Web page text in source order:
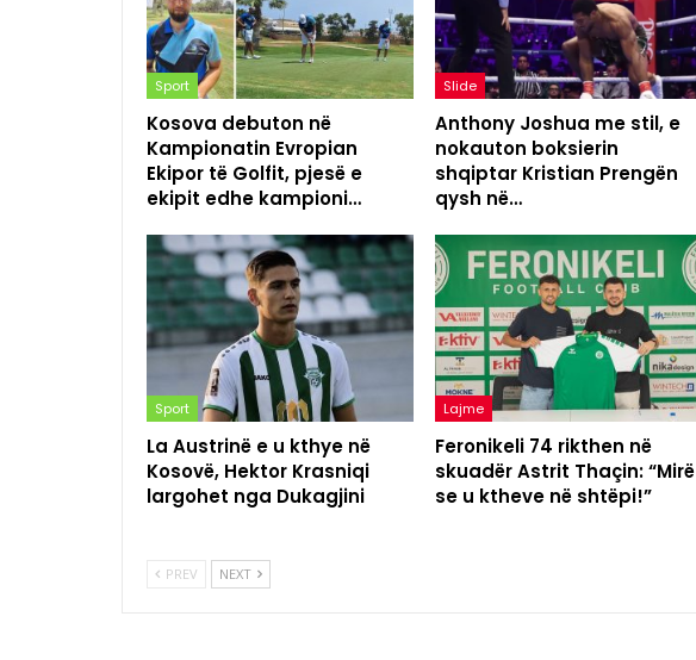
Sport
Kosova debuton në
Kampionatin Evropian
Ekipor të Golfit, pjesë e
ekipit edhe kampioni…
Slide
Anthony Joshua me stil, e
nokauton boksierin
shqiptar Kristian Prengën
qysh në…
Sport
La Austrinë e u kthye në
Kosovë, Hektor Krasniqi
largohet nga Dukagjini
Lajme
Feronikeli 74 rikthen në
skuadër Astrit Thaçin: “Mirë
se u ktheve në shtëpi!”
PREV NEXT